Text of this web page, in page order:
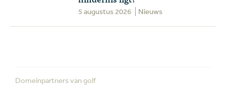
5 augustus 2026 Nieuws
Domeinpartners van golf